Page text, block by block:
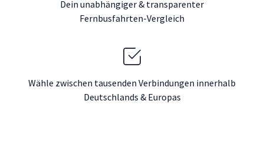
Dein unabhängiger & transparenter
Fernbusfahrten-Vergleich
Wähle zwischen tausenden Verbindungen innerhalb
Deutschlands & Europas